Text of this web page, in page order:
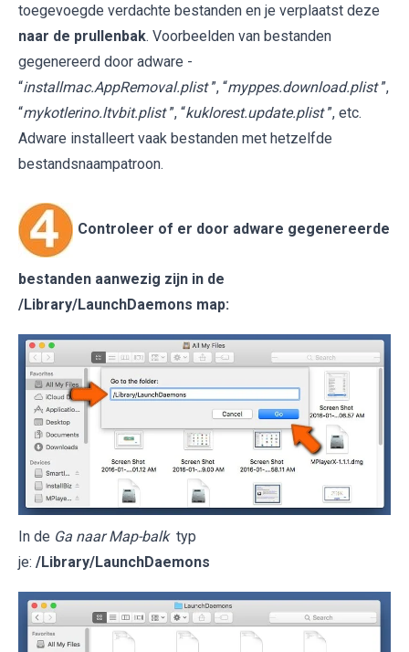
toegevoegde verdachte bestanden en je verplaatst deze
naar de prullenbak. Voorbeelden van bestanden
gegenereerd door adware -
“installmac.AppRemoval.plist ”, “myppes.download.plist ”,
“mykotlerino.ltvbit.plist ”, “kuklorest.update.plist ”, etc.
Adware installeert vaak bestanden met hetzelfde
bestandsnaampatroon.
Controleer of er door adware gegenereerde
bestanden aanwezig zijn in de
/Library/LaunchDaemons map:
In de Ga naar Map-balk typ
je: /Library/LaunchDaemons